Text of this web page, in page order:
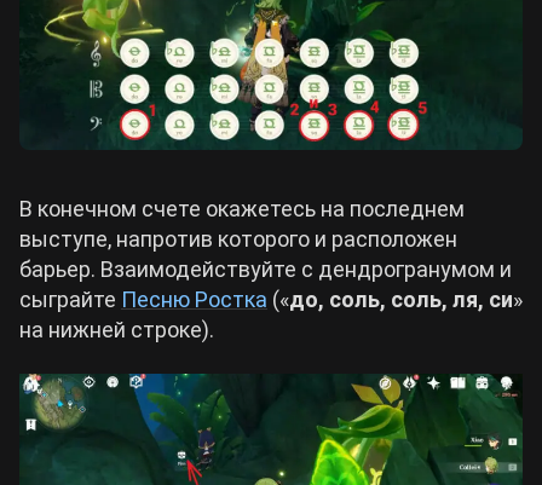
В конечном счете окажетесь на последнем
выступе, напротив которого и расположен
барьер. Взаимодействуйте с дендрогранумом и
сыграйте Песню Ростка («до, соль, соль, ля, си»
на нижней строке).